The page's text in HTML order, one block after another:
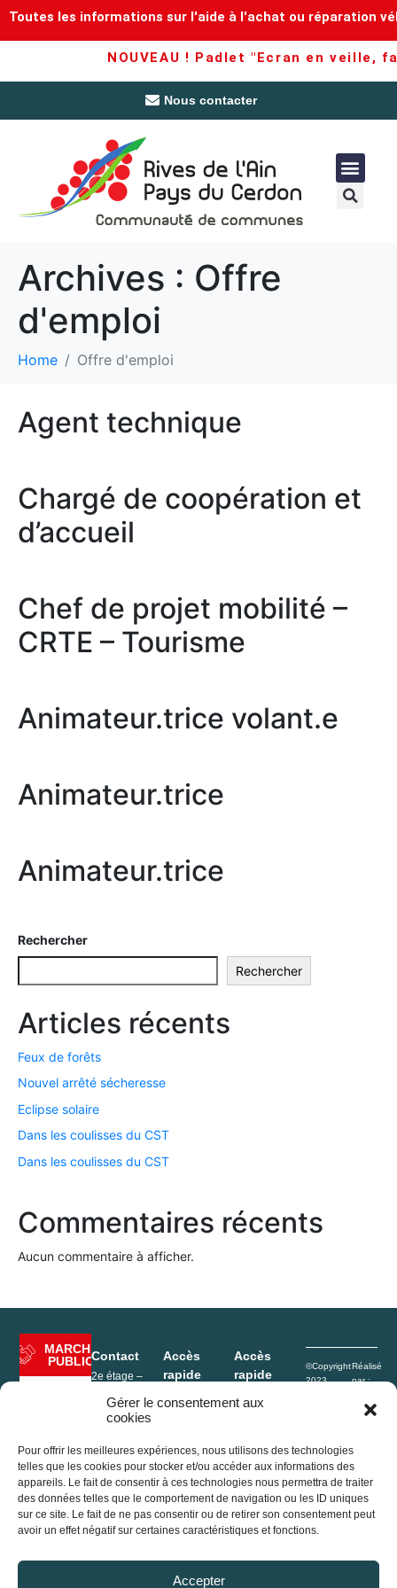
Gérer le consentement aux
cookies
Pour offrir les meilleures expériences, nous utilisons des technologies
telles que les cookies pour stocker et/ou accéder aux informations des
appareils. Le fait de consentir à ces technologies nous permettra de traiter
des données telles que le comportement de navigation ou les ID uniques
sur ce site. Le fait de ne pas consentir ou de retirer son consentement peut
avoir un effet négatif sur certaines caractéristiques et fonctions.
Accepter
Toutes les informations sur l'aide à l'achat ou réparation
NOUVEAU ! Padlet "Ecran en veille,
Nous contacter
Archives : Offre
d'emploi
Home Offre d'emploi
Agent technique
Chargé de coopération et
d’accueil
Chef de projet mobilité –
CRTE – Tourisme
Animateur.trice volant.e
Animateur.trice
Animateur.trice
Rechercher
Rechercher
Articles récents
Feux de forêts
Nouvel arrêté sécheresse
Eclipse solaire
Dans les coulisses du CST
Dans les coulisses du CST
Commentaires récents
Aucun commentaire à afficher.
MARCHÉ
PUBLIC
2e étage –
Hôtel de Ville
l’Hôtel de ville
Contact
2e étage –
1, Place de
l’Hôtel de ville
Jujurieux
France
13 32
accueil@ain-
Accès
rapide
Enfance
Déchèterie
Conseil
communautaire
Accès
rapide
Mentions
confidentialité
Plan du site
Agenda
Actualités
©Copyright
2023
Réalisé
par :